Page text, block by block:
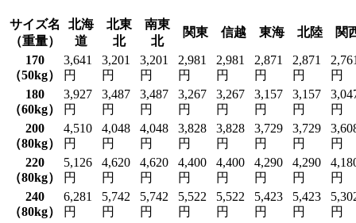
サイズ名
（重量）
北海
道
北東
北
南東
北
関東 信越 東海 北陸 関
170
（50kg）
3,641
円
3,201
円
3,201
円
2,981
円
2,981
円
2,871
円
2,871
円
円
180
（60kg）
3,927
円
3,487
円
3,487
円
3,267
円
3,267
円
3,157
円
3,157
円
円
200
（80kg）
4,510
円
4,048
円
4,048
円
3,828
円
3,828
円
3,729
円
3,729
円
円
220
（80kg）
5,126
円
4,620
円
4,620
円
4,400
円
4,400
円
4,290
円
4,290
円
円
240
（80kg）
6,281
円
5,742
円
5,742
円
5,522
円
5,522
円
5,423
円
5,423
円
円